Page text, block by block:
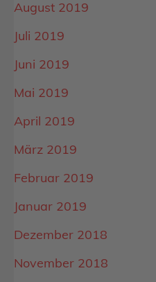
August 2019
Juli 2019
Juni 2019
Mai 2019
April 2019
März 2019
Februar 2019
Januar 2019
Dezember 2018
November 2018